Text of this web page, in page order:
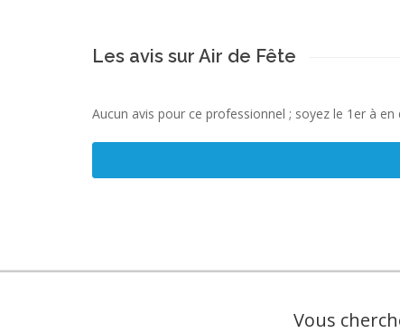
Les avis sur Air de Fête
Aucun avis pour ce professionnel ; soyez le 1er à en
Vous